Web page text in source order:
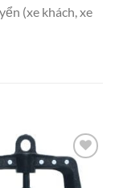
(xe khách, xe